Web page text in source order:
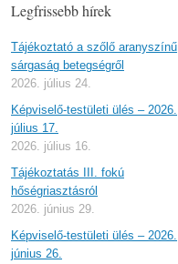
Legfrissebb hírek
Tájékoztató a szőlő aranyszínű
sárgaság betegségről
2026. július 24.
Képviselő-testületi ülés – 2026.
július 17.
2026. július 16.
Tájékoztatás III. fokú
hőségriasztásról
2026. június 29.
Képviselő-testületi ülés – 2026.
június 26.